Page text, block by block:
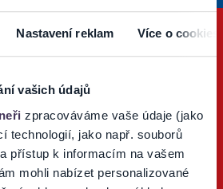
Nastavení reklam Více o cookies
vašich údajů
zpracováváme vaše údaje (jako
technologií, jako např. souborů
přístup k informacím na vašem
mohli nabízet personalizované
TV
kanál o podujatiach a športe.